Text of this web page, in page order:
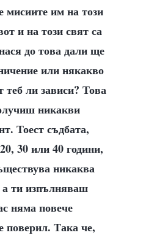
мисиите им на този
и на този свят са
до това дали ще
или някакво
ли зависи? Това
никакви
Тоест съдбата,
30 или 40 години,
никаква
а ти изпълняваш
няма повече
поверил. Така че,